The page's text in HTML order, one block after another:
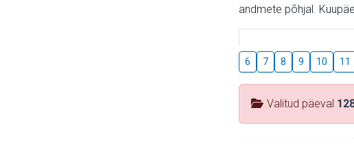
andmete põhjal.
6 7 8 9 10 11
Valitud päeval